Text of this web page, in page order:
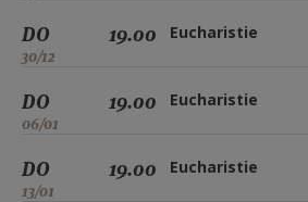
DO
30/12
19.00 Eucharistie
DO
06/01
19.00 Eucharistie
DO
13/01
19.00 Eucharistie